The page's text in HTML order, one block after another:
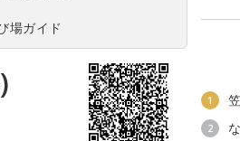
場ガイド
1
2